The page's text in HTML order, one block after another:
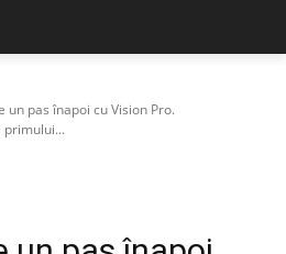
un pas înapoi cu Vision Pro.
primului...